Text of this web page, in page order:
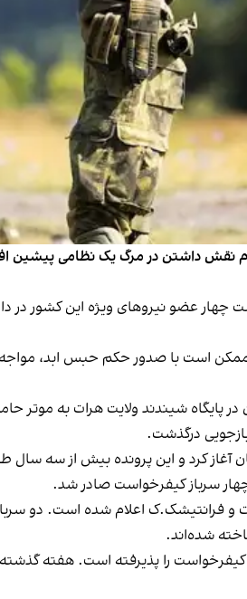
عضو نیروهای ویژه این کشور در
ممکن است با صدور حکم حبس ابد،
خان، سرباز پیشین افغان در پایگاه شیندند
درگذشت.
و فرانتیشک.ک اعلام شده است. دو
شده‌اند.
را پذیرفته است. هفته